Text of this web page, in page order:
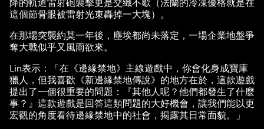
降的軌道雷射砲襲擊更是交織不歇（法蘭的冷凍優格就是在
這個節骨眼被雷射光束轟掉一大塊）。
在那場突襲約莫一年後，塵埃都尚未落定，一場企業地盤爭
奪大戰似乎又風雨欲來。
Lin表示：「在《邊緣禁地》主線遊戲中，你會化身成寶庫
獵人，但我喜歡《新邊緣禁地傳說》的地方在於，這款遊戲
提出了一個很重要的問題：『其他人呢？他們都發生了什麼
事？』這款遊戲是回答這類問題的大好機會，讓我們能以更
宏觀的角度看待邊緣禁地中的社會，揭露其日常面貌。」